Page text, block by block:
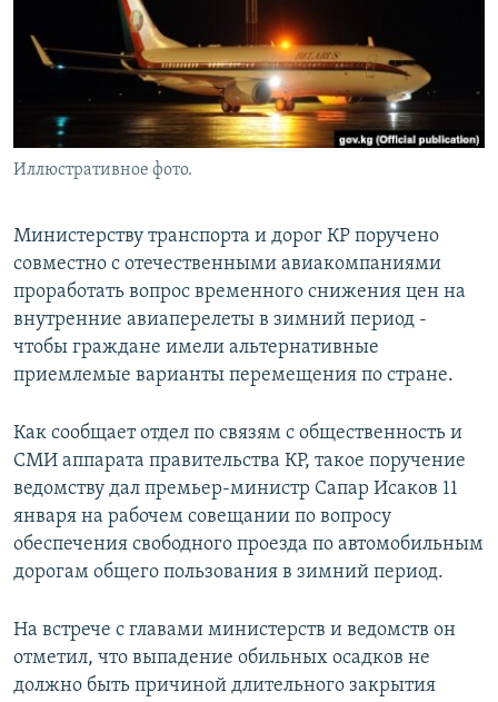
Иллюстративное фото.
Министерству транспорта и дорог КР поручено
совместно с отечественными авиакомпаниями
проработать вопрос временного снижения цен на
внутренние авиаперелеты в зимний период -
чтобы граждане имели альтернативные
приемлемые варианты перемещения по стране.
Как сообщает отдел по связям с общественность и
СМИ аппарата правительства КР, такое поручение
ведомству дал премьер-министр Сапар Исаков 11
января на рабочем совещании по вопросу
обеспечения свободного проезда по автомобильным
дорогам общего пользования в зимний период.
На встрече с главами министерств и ведомств он
отметил, что выпадение обильных осадков не
должно быть причиной длительного закрытия